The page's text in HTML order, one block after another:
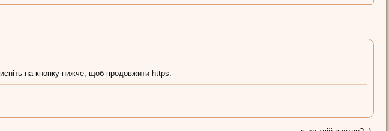
на кнопку нижче, щоб продовжити https.